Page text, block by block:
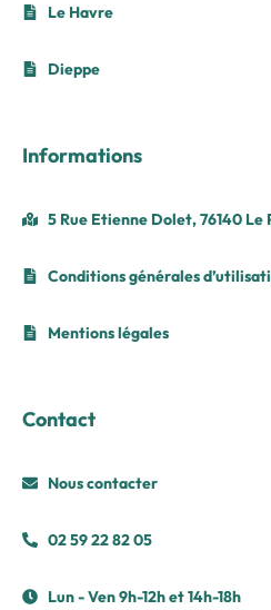
Le Havre
Dieppe
Informations
5 Rue Etienne Dolet, 76140
Conditions générales
Mentions légales
Contact
Nous contacter
02 59 22 82 05
Lun - Ven 9h-12h et 14h-18h